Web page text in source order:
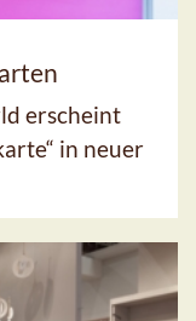
erscheint
in neuer